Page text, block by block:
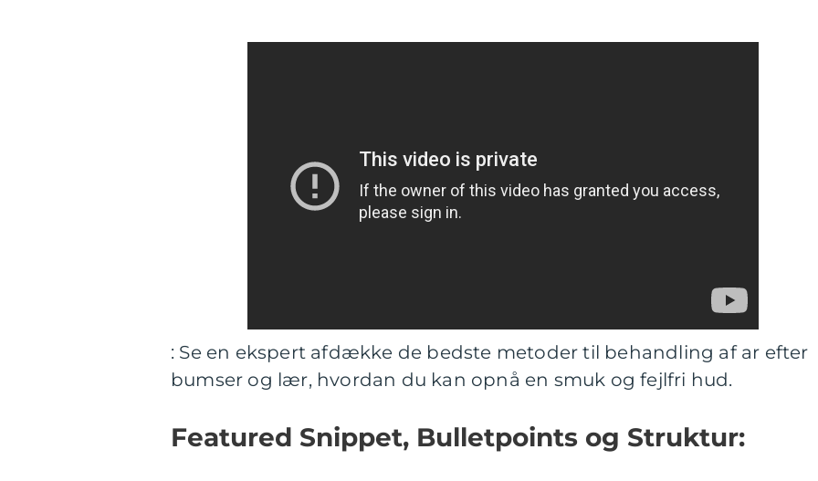
: Se en ekspert afdække de bedste metoder til behandling af ar efter
bumser og lær, hvordan du kan opnå en smuk og fejlfri hud.
Featured Snippet, Bulletpoints og Struktur: